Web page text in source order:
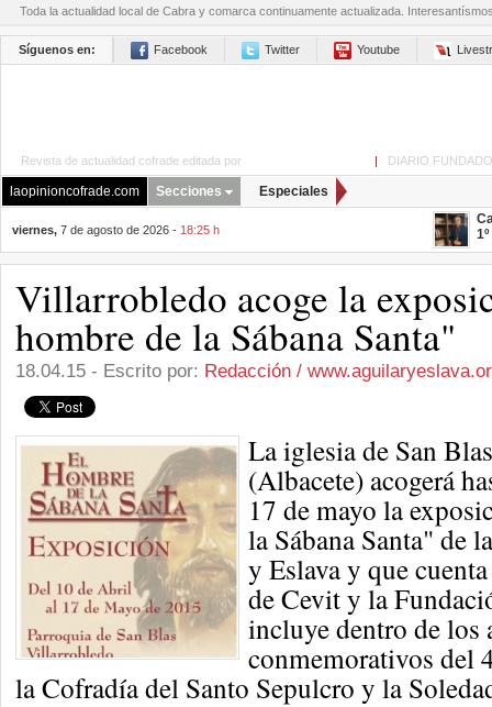
Toda la actualidad local de Cabra y comarca continuamente actualizada.
Síguenos en: Facebook Twitter Youtube
Revista de actualidad cofrade editada por | DIARIO
laopinioncofrade.com Secciones Especiales
viernes, 7 de agosto de 2026 - 18:25 h
Villarrobledo acoge la
hombre de la Sábana Santa"
18.04.15 - Escrito por: Redacción /
La iglesia de San
(Albacete) acogerá
17 de mayo la
la Sábana Santa" de
y Eslava y que
de Cevit y la
incluye dentro de los
conmemorativos del
la Cofradía del Santo Sepulcro y la